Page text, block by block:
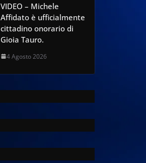
VIDEO – Michele
Affidato è ufficialmente
cittadino onorario di
Gioia Tauro.
4 Agosto 2026